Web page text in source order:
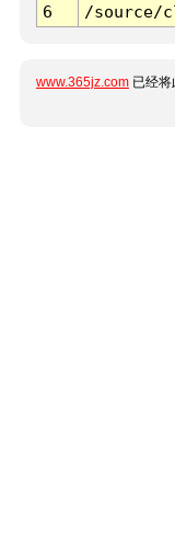
6
/source/
www.365jz.com 已经